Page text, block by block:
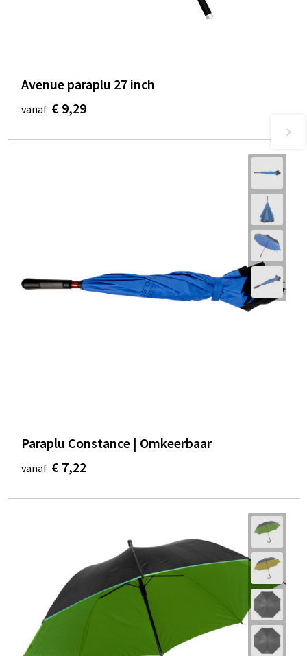
Avenue paraplu 27 inch
vanaf € 9,29
Paraplu Constance | Omkeerbaar
vanaf € 7,22